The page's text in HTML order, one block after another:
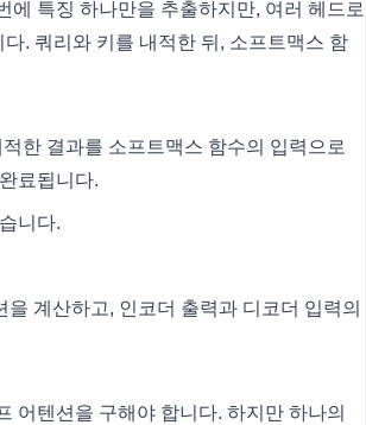
에 특징 하나만을 추출하지만, 여러 헤드로
. 쿼리와 키를 내적한 뒤, 소프트맥스 함
한 결과를 소프트맥스 함수의 입력으로
료됩니다.
니다.
계산하고, 인코더 출력과 디코더 입력의
어텐션을 구해야 합니다. 하지만 하나의